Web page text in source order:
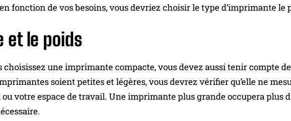
fonction de vos besoins, vous devriez choisir le type d’imprimante le
et le poids
choisissez une imprimante compacte, vous devez aussi tenir compte
soient petites et légères, vous devrez vérifier qu’elle ne
votre espace de travail. Une imprimante plus grande occupera plus